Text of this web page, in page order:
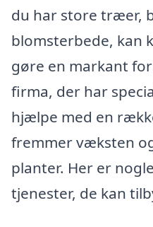
du har store træer,
blomsterbede, kan
gøre en markant
firma, der har
hjælpe med en
fremmer væksten
planter. Her er
tjenester, de kan